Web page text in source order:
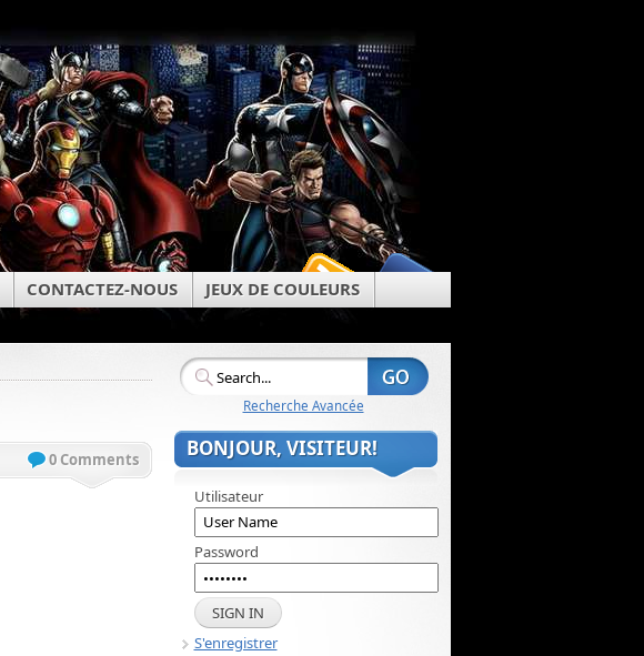
CONTACTEZ-NOUS JEUX DE COULEURS
0 Comments
Recherche Avancée
BONJOUR, VISITEUR!
Utilisateur
Password
S'enregistrer